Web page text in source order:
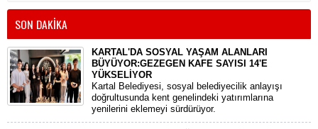
SON DAKİKA
KARTAL'DA SOSYAL YAŞAM ALANLARI
BÜYÜYOR:GEZEGEN KAFE SAYISI 14'E
YÜKSELİYOR
Kartal Belediyesi, sosyal belediyecilik anlayışı
doğrultusunda kent genelindeki yatırımlarına
yenilerini eklemeyi sürdürüyor.